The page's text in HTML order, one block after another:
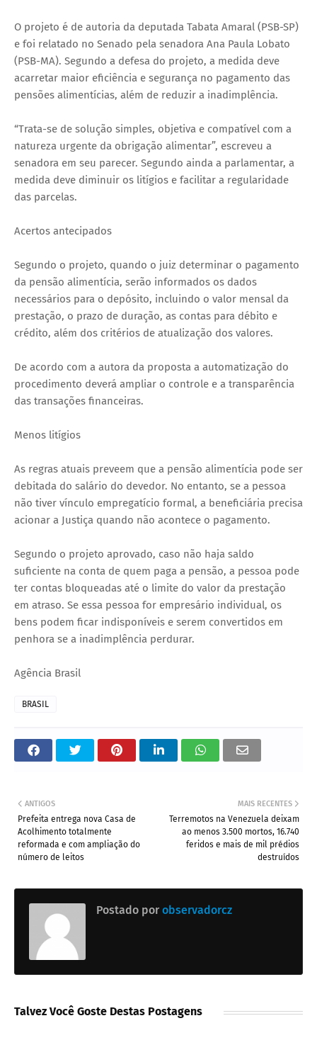
O projeto é de autoria da deputada Tabata Amaral (PSB-SP)
e foi relatado no Senado pela senadora Ana Paula Lobato
(PSB-MA). Segundo a defesa do projeto, a medida deve
acarretar maior eficiência e segurança no pagamento das
pensões alimentícias, além de reduzir a inadimplência.
“Trata-se de solução simples, objetiva e compatível com a
natureza urgente da obrigação alimentar”, escreveu a
senadora em seu parecer. Segundo ainda a parlamentar, a
medida deve diminuir os litígios e facilitar a regularidade
das parcelas.
Acertos antecipados
Segundo o projeto, quando o juiz determinar o pagamento
da pensão alimentícia, serão informados os dados
necessários para o depósito, incluindo o valor mensal da
prestação, o prazo de duração, as contas para débito e
crédito, além dos critérios de atualização dos valores.
De acordo com a autora da proposta a automatização do
procedimento deverá ampliar o controle e a transparência
das transações financeiras.
Menos litígios
As regras atuais preveem que a pensão alimentícia pode ser
debitada do salário do devedor. No entanto, se a pessoa
não tiver vínculo empregatício formal, a beneficiária precisa
acionar a Justiça quando não acontece o pagamento.
Segundo o projeto aprovado, caso não haja saldo
suficiente na conta de quem paga a pensão, a pessoa pode
ter contas bloqueadas até o limite do valor da prestação
em atraso. Se essa pessoa for empresário individual, os
bens podem ficar indisponíveis e serem convertidos em
penhora se a inadimplência perdurar.
Agência Brasil
BRASIL
MAIS RECENTES
Terremotos na Venezuela deixam
ao menos 3.500 mortos, 16.740
feridos e mais de mil prédios
destruídos
ANTIGOS
Prefeita entrega nova Casa de
Acolhimento totalmente
reformada e com ampliação do
número de leitos
Postado por observadorcz
Talvez Você Goste Destas Postagens